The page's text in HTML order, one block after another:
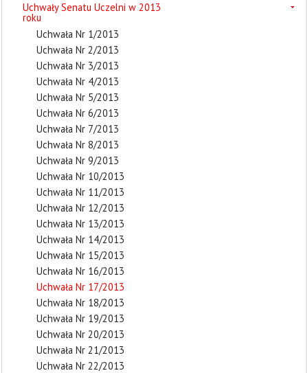
Uchwały Senatu Uczelni w 2013
roku
Uchwała Nr 1/2013
Uchwała Nr 2/2013
Uchwała Nr 3/2013
Uchwała Nr 4/2013
Uchwała Nr 5/2013
Uchwała Nr 6/2013
Uchwała Nr 7/2013
Uchwała Nr 8/2013
Uchwała Nr 9/2013
Uchwała Nr 10/2013
Uchwała Nr 11/2013
Uchwała Nr 12/2013
Uchwała Nr 13/2013
Uchwała Nr 14/2013
Uchwała Nr 15/2013
Uchwała Nr 16/2013
Uchwała Nr 17/2013
Uchwała Nr 18/2013
Uchwała Nr 19/2013
Uchwała Nr 20/2013
Uchwała Nr 21/2013
Uchwała Nr 22/2013